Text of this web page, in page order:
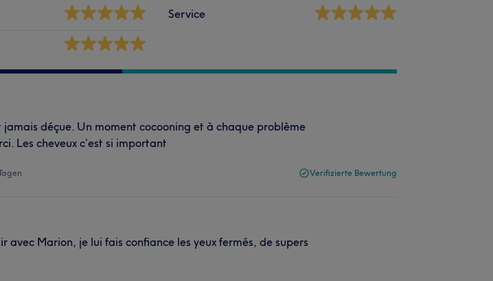
Service
jamais déçue. Un moment cocooning et à chaque problème
Les cheveux c’est si important
Verifizierte Bewertung
avec Marion, je lui fais confiance les yeux fermés, de supers